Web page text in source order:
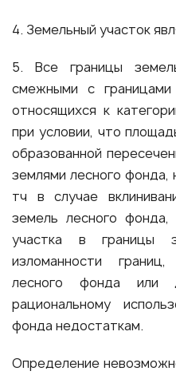
4. Земельный участок
5. Все границы
смежными с
относящихся к
при условии, что
образованной
землями лесного фонда,
тч в случае
земель лесного фонда,
участка в границы
изломанности
лесного фонда или
рациональному
фонда недостаткам.
Определение